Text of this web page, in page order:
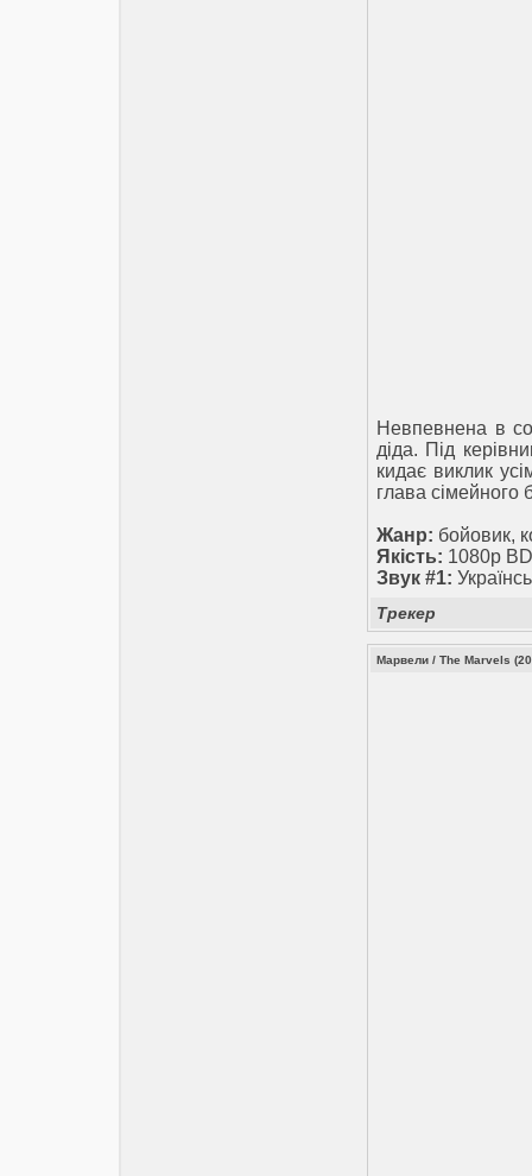
Невпевнена в
діда. Під
кидає виклик
глава сімейного
Жанр: бойовик,
Якість: 1080p
Звук #1:
Трекер
Марвели / The Marvels